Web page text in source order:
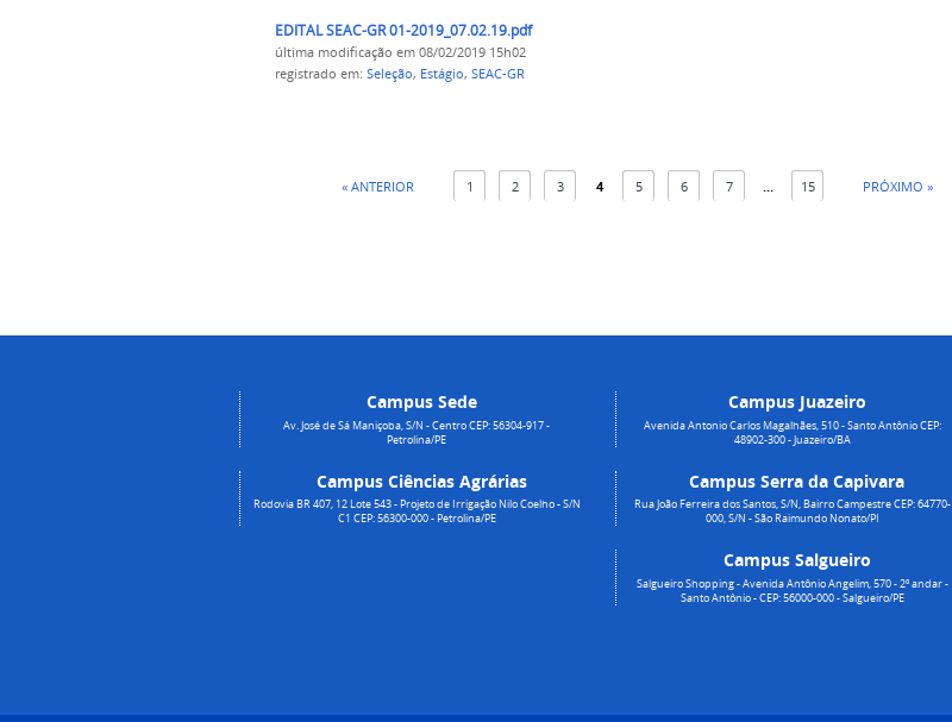
EDITAL SEAC-GR 01-2019_07.02.19.pdf
última modificação em 08/02/2019 15h02
registrado em: Seleção, Estágio, SEAC-GR
« ANTERIOR 1 2 3 4 5 6 7 15 PRÓXIMO »
Campus Sede
Av. José de Sá Maniçoba, S/N - Centro CEP: 56304-917 -
Petrolina/PE
Campus Ciências Agrárias
Rodovia BR 407, 12 Lote 543 - Projeto de Irrigação Nilo Coelho - S/N
C1 CEP: 56300-000 - Petrolina/PE
Campus Juazeiro
Avenida Antonio Carlos Magalhães, 510 - Santo Antônio CEP:
48902-300 - Juazeiro/BA
Campus Serra da Capivara
Rua João Ferreira dos Santos, S/N, Bairro Campestre CEP: 64770-
000, S/N - São Raimundo Nonato/PI
Campus Salgueiro
Salgueiro Shopping - Avenida Antônio Angelim, 570 - 2º andar -
Santo Antônio - CEP: 56000-000 - Salgueiro/PE